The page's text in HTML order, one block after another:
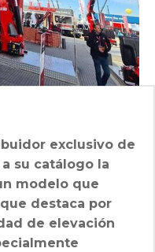
exclusivo de
a su catálogo la
modelo que
destaca por
de elevación